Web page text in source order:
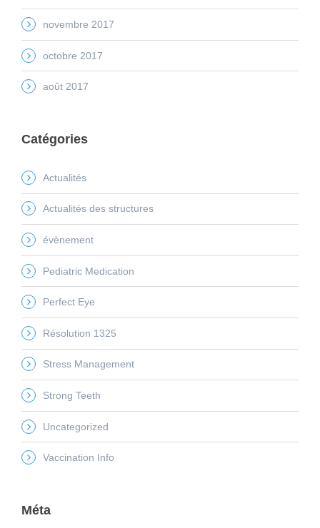
novembre 2017
octobre 2017
août 2017
Catégories
Actualités
Actualités des structures
évènement
Pediatric Medication
Perfect Eye
Résolution 1325
Stress Management
Strong Teeth
Uncategorized
Vaccination Info
Méta